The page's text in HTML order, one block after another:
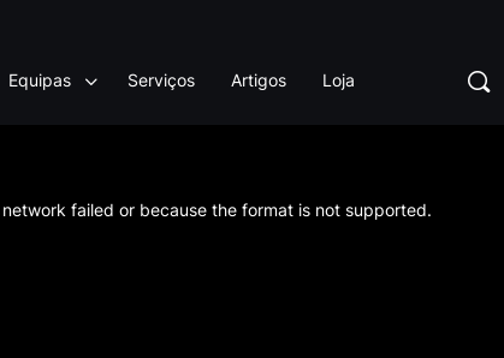
Equipas Serviços Artigos Loja
failed or because the format is not supported.